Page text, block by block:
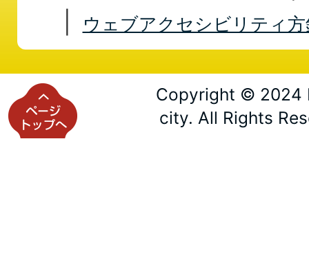
ウェブアクセシビリティ方
Copyright © 2024
city. All Rights